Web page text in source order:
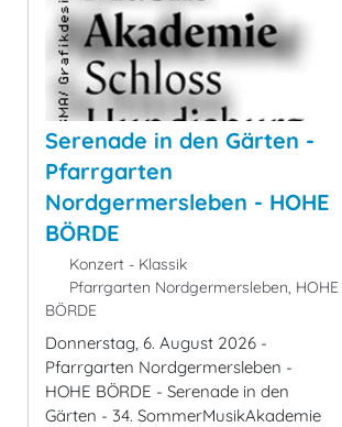
Serenade in den Gärten -
Pfarrgarten
Nordgermersleben - HOHE
BÖRDE
Konzert - Klassik
Pfarrgarten Nordgermersleben, HOHE
BÖRDE
Donnerstag, 6. August 2026 -
Pfarrgarten Nordgermersleben -
HOHE BÖRDE - Serenade in den
Gärten - 34. SommerMusikAkademie